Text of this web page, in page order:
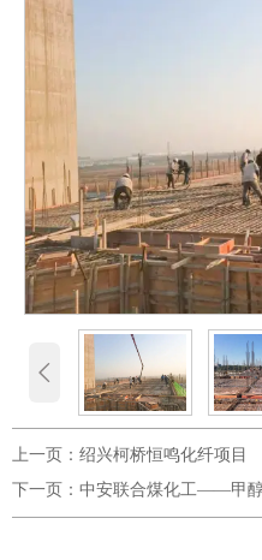

上一页： 绍兴柯桥恒鸣化纤项目
下一页： 中安联合煤化工——甲醇